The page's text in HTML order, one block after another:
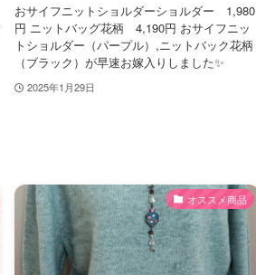
おサイフニットショルダーショルダー 1,980
円 ニットバッグ花柄 4,190円 おサイフニッ
トショルダー（パープル）,ニットバック花柄
（ブラック）が早速お嫁入りしました✨️
2025年1月29日
オススメ商品